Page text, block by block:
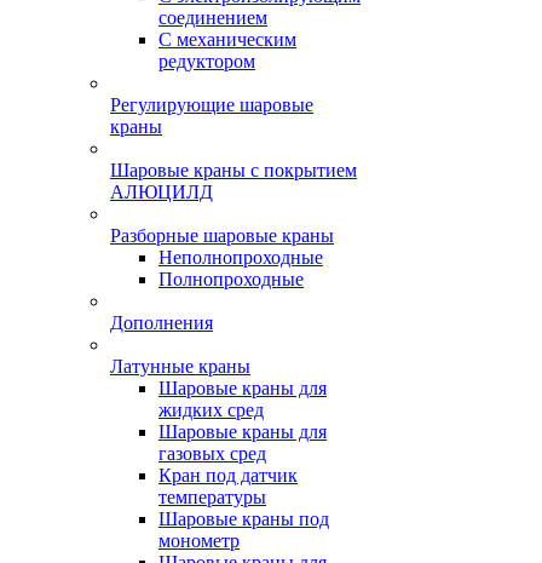
соединением
С механическим
редуктором
Регулирующие шаровые
краны
Шаровые краны с покрытием
АЛЮЦИЛД
Разборные шаровые краны
Неполнопроходные
Полнопроходные
Дополнения
Латунные краны
Шаровые краны для
жидких сред
Шаровые краны для
газовых сред
Кран под датчик
температуры
Шаровые краны под
монометр